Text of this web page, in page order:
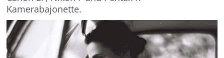
Kamerabajonette.